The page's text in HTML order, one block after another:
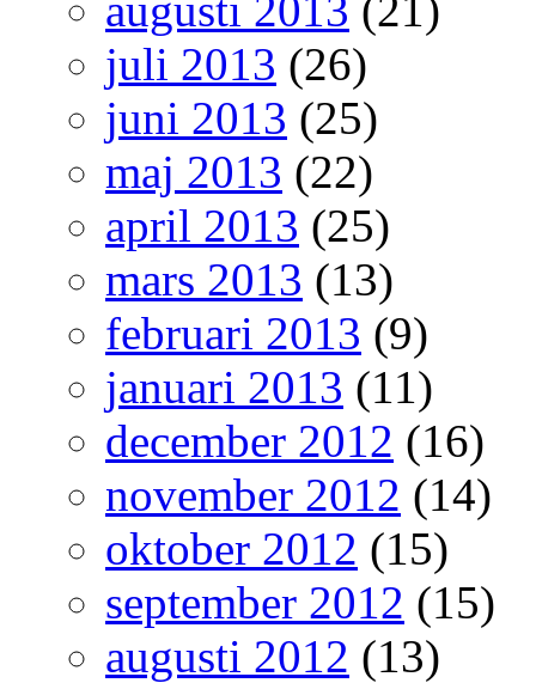
juli 2013 (26)
juni 2013 (25)
maj 2013 (22)
april 2013 (25)
mars 2013 (13)
februari 2013 (9)
januari 2013 (11)
december 2012 (16)
november 2012 (14)
oktober 2012 (15)
september 2012 (15)
augusti 2012 (13)